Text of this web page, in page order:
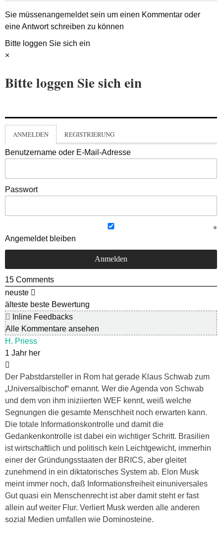
Sie müssenangemeldetsein um einen Kommentar oder
eine Antwort schreiben zu können
Bitte loggen Sie sich ein
×
Bitte loggen Sie sich ein
ANMELDEN REGISTRIERUNG
Benutzername oder E-Mail-Adresse
Passwort
Angemeldet bleiben
15 Comments
neuste
älteste beste Bewertung
Inline Feedbacks
Alle Kommentare ansehen
H. Priess
1 Jahr her
Der Pabstdarsteller in Rom hat gerade Klaus Schwab zum
„Universalbischof“ ernannt. Wer die Agenda von Schwab
und dem von ihm iniziierten WEF kennt, weiß welche
Segnungen die gesamte Menschheit noch erwarten kann.
Die totale Informationskontrolle und damit die
Gedankenkontrolle ist dabei ein wichtiger Schritt. Brasilien
ist wirtschaftlich und politisch kein Leichtgewicht, immerhin
einer der Gründungsstaaten der BRICS, aber gleitet
zunehmend in ein diktatorisches System ab. Elon Musk
meint immer noch, daß Informationsfreiheit einuniversales
Gut quasi ein Menschenrecht ist aber damit steht er fast
allein auf weiter Flur. Verliert Musk werden alle anderen
sozial Medien umfallen wie Dominosteine.